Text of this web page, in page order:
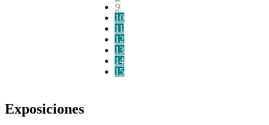
9
10
11
12
13
14
15
Exposiciones